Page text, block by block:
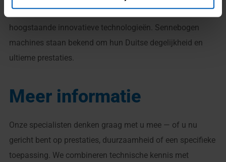
bouw van hun producten maakt Sennebogen gebruik van
hoogstaande innovatieve technologieën. Sennebogen
machines staan bekend om hun Duitse degelijkheid en
ultieme prestaties.
Meer informatie
Onze specialisten denken graag met u mee — of u nu
gericht bent op prestaties, duurzaamheid of een specifieke
toepassing. We combineren technische kennis met